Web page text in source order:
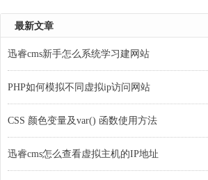
最新文章
迅睿cms新手怎么系统学习建网站
PHP如何模拟不同虚拟ip访问网站
CSS 颜色变量及var() 函数使用方法
迅睿cms怎么查看虚拟主机的IP地址